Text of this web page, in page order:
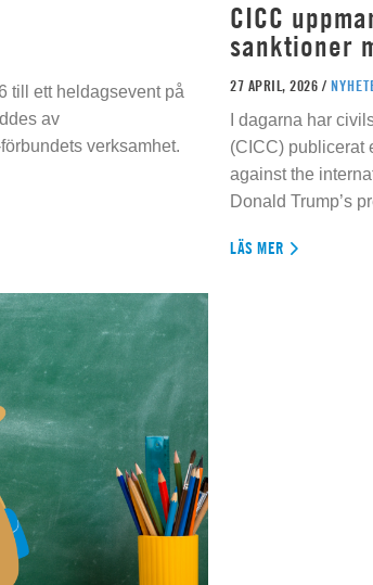
till ett heldagsevent på
av
verksamhet.
CICC
sanktioner
27 APRIL, 2026 /
I dagarna har
(CICC) publicerat
against the
Donald Trump’s
LÄS MER